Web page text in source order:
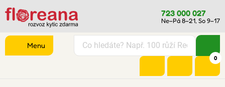
723 000 027
Ne–Pá 8–21, So 9–17
0
Menu